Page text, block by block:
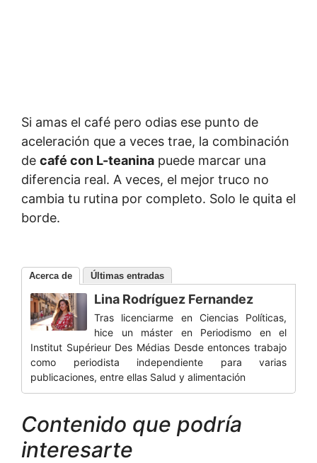
Si amas el café pero odias ese punto de
aceleración que a veces trae, la combinación
de café con L-teanina puede marcar una
diferencia real. A veces, el mejor truco no
cambia tu rutina por completo. Solo le quita el
borde.
Acerca de Últimas entradas
Lina Rodríguez Fernandez
Tras licenciarme en Ciencias Políticas,
hice un máster en Periodismo en el
Institut Supérieur Des Médias Desde entonces trabajo
como periodista independiente para varias
publicaciones, entre ellas Salud y alimentación
Contenido que podría
interesarte